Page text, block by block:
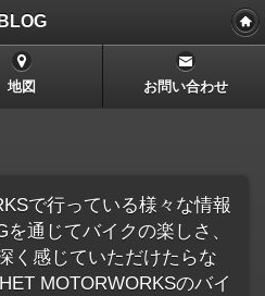
BLOG
地図 お問い合わせ
で行っている様々な情報
通じてバイクの楽しさ、
く感じていただけたらな
MOTORWORKSのバイ